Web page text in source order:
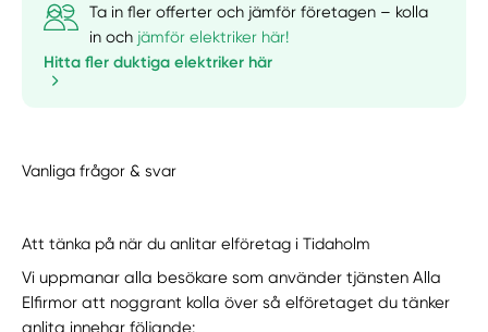
Ta in fler offerter och jämför företagen – kolla
in och jämför elektriker här!
Hitta fler duktiga elektriker här
Vanliga frågor & svar
Att tänka på när du anlitar elföretag i Tidaholm
Vi uppmanar alla besökare som använder tjänsten Alla
Elfirmor att noggrant kolla över så elföretaget du tänker
anlita innehar följande: